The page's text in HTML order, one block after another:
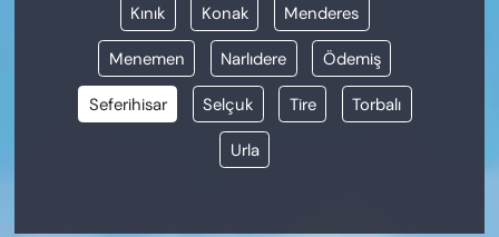
Kınık Konak Menderes
Menemen Narlıdere Ödemiş
Seferihisar Selçuk Tire Torbalı
Urla